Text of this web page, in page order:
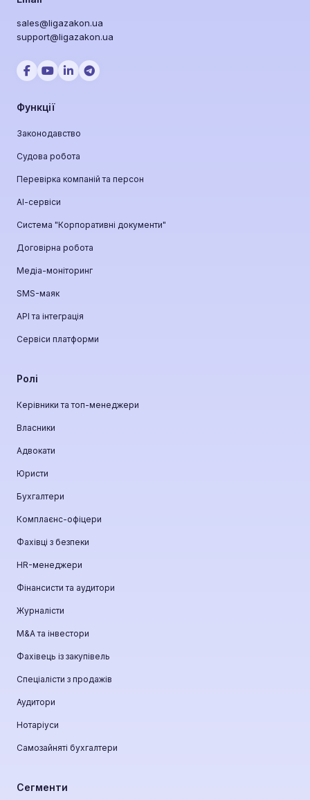
sales@ligazakon.ua
support@ligazakon.ua
Функції
Законодавство
Судова робота
Перевірка компаній та персон
АІ-сервіси
Система "Корпоративні документи"
Договірна робота
Медіа-моніторинг
SMS-маяк
API та інтеграція
Сервіси платформи
Ролі
Керівники та топ-менеджери
Власники
Адвокати
Юристи
Бухгалтери
Комплаєнс-офіцери
Фахівці з безпеки
HR-менеджери
Фінансисти та аудитори
Журналісти
М&A та інвестори
Фахівець із закупівель
Спеціалісти з продажів
Аудитори
Нотаріуси
Самозайняті бухгалтери
Сегменти